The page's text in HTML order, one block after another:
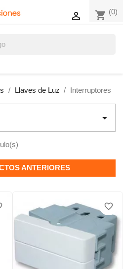
shopping_cart (0)

Llaves de Luz Interruptores

ANTERIORES
favorite_border
favorite_border